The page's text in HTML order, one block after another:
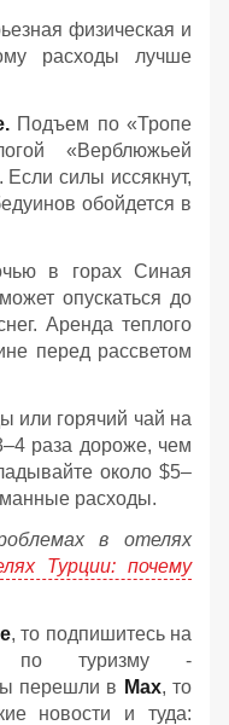
физическая и
расходы лучше
Подъем по «Тропе
«Верблюжьей
Если силы иссякнут,
обойдется в
в горах Синая
опускаться до
Аренда теплого
перед рассветом
или горячий чай на
раза дороже, чем
около $5–
расходы.
в отелях
Турции: почему
, то подпишитесь на
по туризму -
перешли в Мах, то
новости и туда: